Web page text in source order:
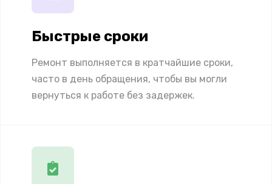
Быстрые сроки
Ремонт выполняется в кратчайшие сроки,
часто в день обращения, чтобы вы могли
вернуться к работе без задержек.